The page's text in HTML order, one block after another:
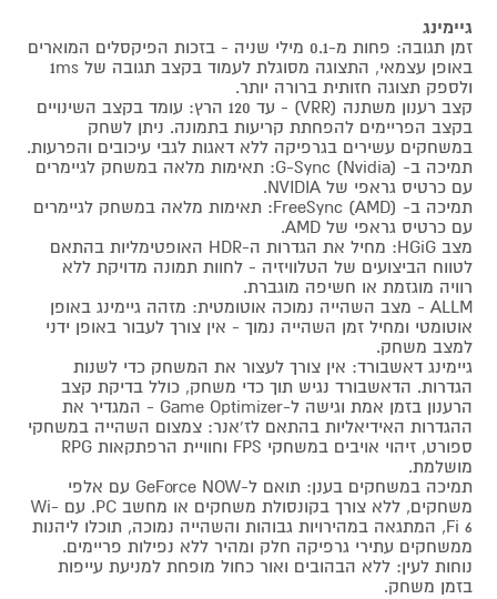
גיימינג
זמן תגובה: פחות מ-0.1 מילי שניה - בזכות הפיקסלים המוארים
באופן עצמאי, התצוגה מסוגלת לעמוד בקצב תגובה של 1ms
ולספק תצוגה חזותית ברורה יותר.
קצב רענון משתנה (VRR) - עד 120 הרץ: עומד בקצב השינויים
בקצב הפריימים להפחתת קריעות בתמונה. ניתן לשחק
במשחקים עשירים בגרפיקה ללא דאגות לגבי עיכובים והפרעות.
תמיכה ב- (G-Sync (Nvidia: תאימות מלאה במשחק לגיימרים
עם כרטיס גראפי של NVIDIA.
תמיכה ב- (FreeSync (AMD: תאימות מלאה במשחק לגיימרים
עם כרטיס גראפי של AMD.
מצב HGiG: מחיל את הגדרות ה-HDR האופטימליות בהתאם
לטווח הביצועים של הטלוויזיה - לחוות תמונה מדויקת ללא
רוויה מוגזמת או חשיפה מוגברת.
ALLM - מצב השהייה נמוכה אוטומטית: מזהה גיימינג באופן
אוטומטי ומחיל זמן השהייה נמוך - אין צורך לעבור באופן ידני
למצב משחק.
גיימינג דאשבורד: אין צורך לעצור את המשחק כדי לשנות
הגדרות. הדאשבורד נגיש תוך כדי משחק, כולל בדיקת קצב
הרענון בזמן אמת וגישה ל-Game Optimizer - המגדיר את
ההגדרות האידיאליות בהתאם לז'אנר: צמצום השהייה במשחקי
ספורט, זיהוי אויבים במשחקי FPS וחוויית הרפתקאות RPG
מושלמת.
תמיכה במשחקים בענן: תואם ל-GeForce NOW עם אלפי
משחקים, ללא צורך בקונסולת משחקים או מחשב PC. עם Wi-
Fi 6, המתגאה במהירויות גבוהות והשהייה נמוכה, תוכלו ליהנות
ממשחקים עתירי גרפיקה חלק ומהיר ללא נפילות פריימים.
נוחות לעין: ללא הבהובים ואור כחול מופחת למניעת עייפות
בזמן משחק.